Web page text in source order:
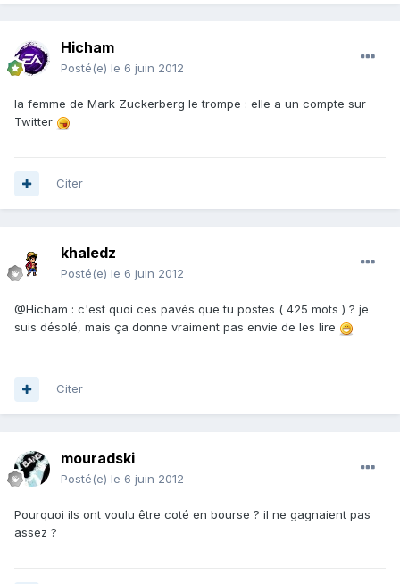
Hicham
Posté(e) le 6 juin 2012
la femme de Mark Zuckerberg le trompe : elle a un compte sur
Twitter
Citer
khaledz
Posté(e) le 6 juin 2012
@Hicham : c'est quoi ces pavés que tu postes ( 425 mots ) ? je
suis désolé, mais ça donne vraiment pas envie de les lire
Citer
mouradski
Posté(e) le 6 juin 2012
Pourquoi ils ont voulu être coté en bourse ? il ne gagnaient pas
assez ?